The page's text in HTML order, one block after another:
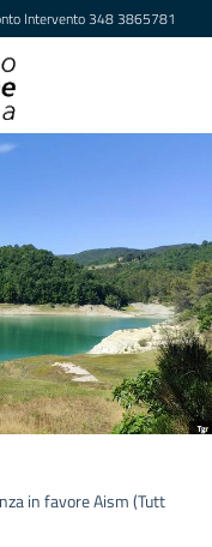
Intervento348 3865781
in favore Aism (Tutt